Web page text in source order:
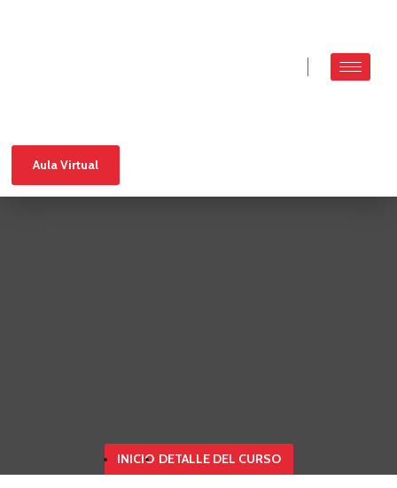
Aula Virtual
INICIO DETALLE DEL CURSO